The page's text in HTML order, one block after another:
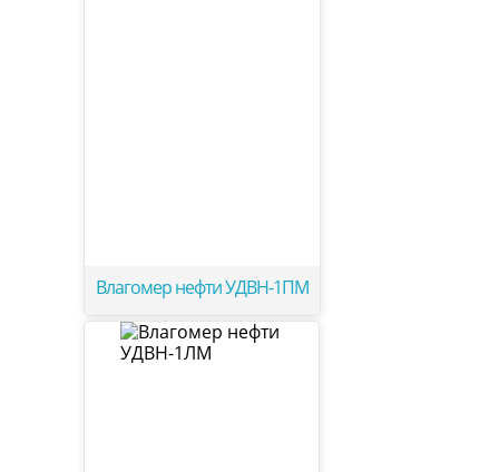
Влагомер нефти УДВН-1ПМ